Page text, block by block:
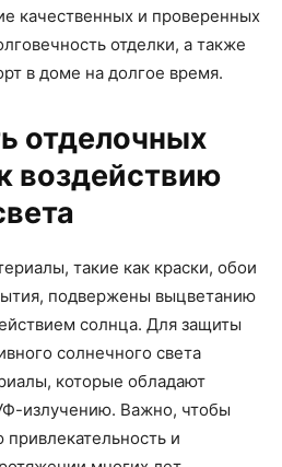
качественных и проверенных
отделки, а также
в доме на долгое время.
отделочных
воздействию
такие как краски, обои
подвержены выцветанию
солнца. Для защиты
солнечного света
которые обладают
излучению. Важно, чтобы
привлекательность и